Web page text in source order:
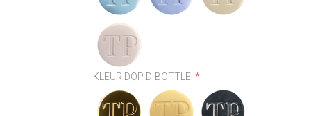
KLEUR DOP D-BOTTLE:*